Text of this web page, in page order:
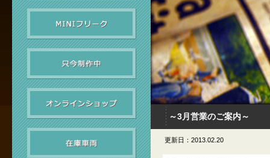
～3月営業のご案内～
更新日：2013.02.20